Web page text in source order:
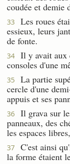
coudée et demie
33
Les roues
essieux, leurs
de fonte.
34
Il y avait aux
consoles d'une
35
La partie
cercle d'une
appuis et ses
36
Il grava sur
panneaux, des
les espaces
37
C'est ainsi
la forme étaient